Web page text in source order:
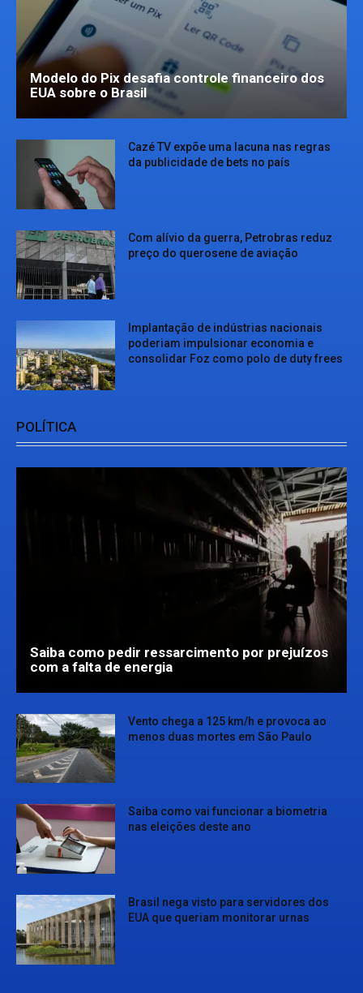
Modelo do Pix desafia controle financeiro dos
EUA sobre o Brasil
Cazé TV expõe uma lacuna nas regras
da publicidade de bets no país
Com alívio da guerra, Petrobras reduz
preço do querosene de aviação
Implantação de indústrias nacionais
poderiam impulsionar economia e
consolidar Foz como polo de duty frees
POLÍTICA
Saiba como pedir ressarcimento por prejuízos
com a falta de energia
Vento chega a 125 km/h e provoca ao
menos duas mortes em São Paulo
Saiba como vai funcionar a biometria
nas eleições deste ano
Brasil nega visto para servidores dos
EUA que queriam monitorar urnas